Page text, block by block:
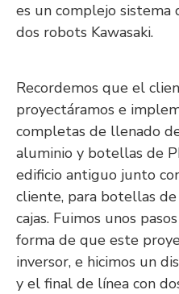
es un complejo sistema
dos robots Kawasaki.
Recordemos que el
proyectáramos e
completas de llenado
aluminio y botellas de
edificio antiguo junto
cliente, para botellas
cajas. Fuimos unos
forma de que este
inversor, e hicimos un
y el final de línea con